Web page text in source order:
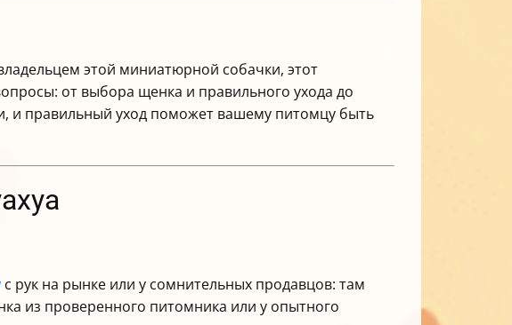
этой миниатюрной собачки, этот
от выбора щенка и правильного ухода до
и правильный уход поможет вашему питомцу быть
с рук на рынке или у сомнительных продавцов: там
из проверенного питомника или у опытного